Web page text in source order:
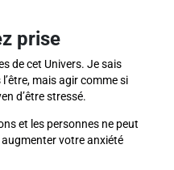
prise
de cet Univers. Je sais
mais agir comme si
d’être stressé.
et les personnes ne peut
votre anxiété